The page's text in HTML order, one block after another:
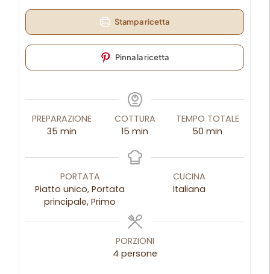
Stampa ricetta
Pinna la ricetta
PREPARAZIONE
35 min
COTTURA
15 min
TEMPO TOTALE
50 min
PORTATA
Piatto unico, Portata
principale, Primo
CUCINA
Italiana
PORZIONI
4 persone